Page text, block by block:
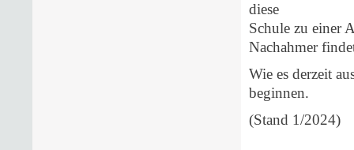
diese
Schule zu einer
Nachahmer
Wie es derzeit
beginnen.
(Stand 1/2024)